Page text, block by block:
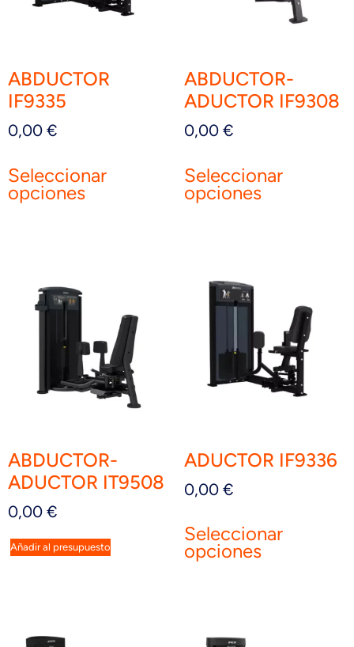
ABDUCTOR
IF9335
0,00 €
Seleccionar
opciones
ABDUCTOR-
ADUCTOR IF9308
0,00 €
Seleccionar
opciones
ABDUCTOR-
ADUCTOR IT9508
0,00 €
Añadir al presupuesto
ADUCTOR IF9336
0,00 €
Seleccionar
opciones